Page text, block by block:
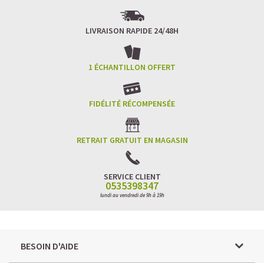
LIVRAISON RAPIDE 24/48H
1 ÉCHANTILLON OFFERT
FIDÉLITÉ RÉCOMPENSÉE
RETRAIT GRATUIT EN MAGASIN
SERVICE CLIENT
0535398347
lundi au vendredi de 9h à 19h
BESOIN D'AIDE